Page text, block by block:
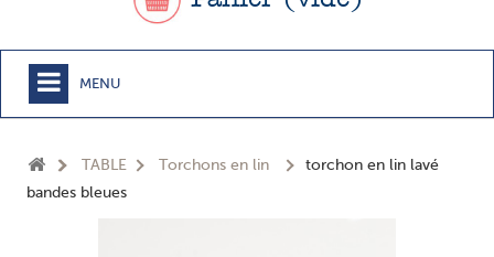
MENU
TABLE Torchons en lin
torchon en lin lavé
bandes bleues